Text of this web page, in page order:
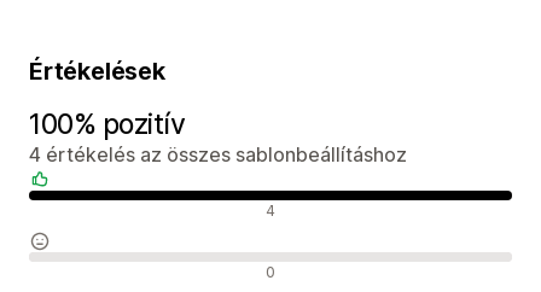
Értékelések
100% pozitív
4 értékelés az összes sablonbeállításhoz
4
0